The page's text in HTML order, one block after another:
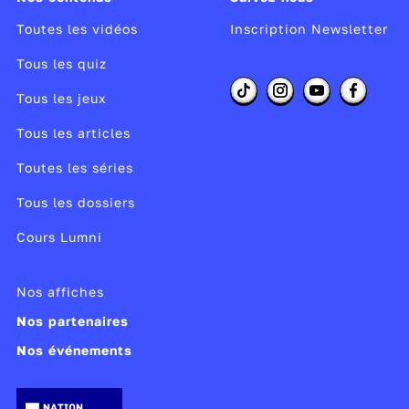
Toutes les vidéos
Tous les quiz
Tous les jeux
Tous les articles
Toutes les séries
Tous les dossiers
Cours Lumni
Inscription Newsletter
Nos affiches
Nos partenaires
Nos événements